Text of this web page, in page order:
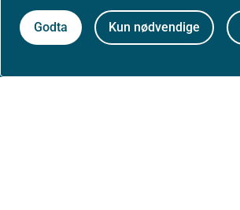
Godta Kun nødvendige
Høringer